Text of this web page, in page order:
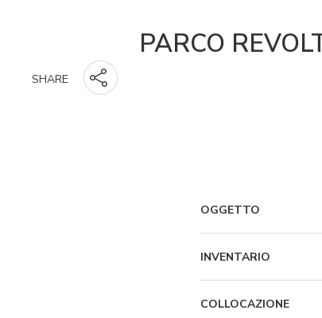
SHARE
PARCO
OGGETTO
INVENTARIO
COLLOCAZIONE